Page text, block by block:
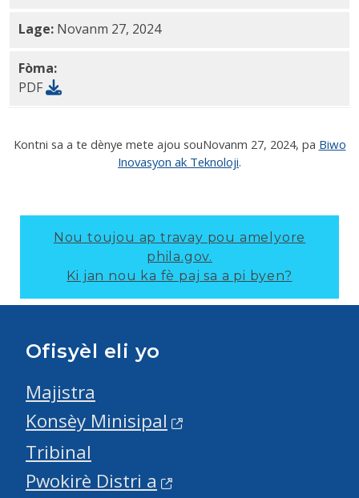
Lage: Novanm 27, 2024
Fòma:
PDF
Kontni sa a te dènye mete ajou souNovanm 27, 2024, pa Biwo
Inovasyon ak Teknoloji.
Nou toujou ap travay pou amelyore
phila.gov.
Ki jan nou ka fè paj sa a pi byen?
Ofisyèl eli yo
Majistra
Konsèy Minisipal
Tribinal
Pwokirè Distri a